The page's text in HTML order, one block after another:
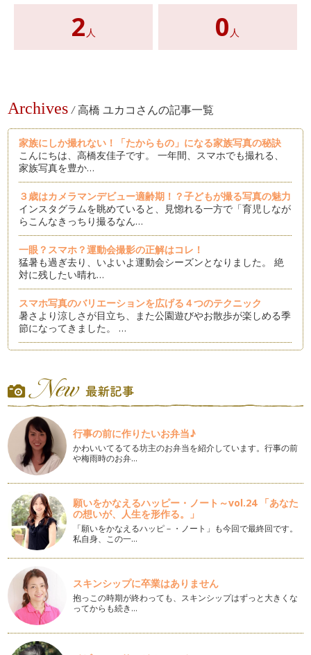
2 人 0 人
Archives / 高橋 ユカコさんの記事一覧
家族にしか撮れない！「たからもの」になる家族写真の秘訣
こんにちは、高橋友佳子です。 一年間、スマホでも撮れる、
家族写真を豊か…
３歳はカメラマンデビュー適齢期！？子どもが撮る写真の魅力
インスタグラムを眺めていると、見惚れる一方で「育児しなが
らこんなきっちり撮るなん…
一眼？スマホ？運動会撮影の正解はコレ！
猛暑も過ぎ去り、いよいよ運動会シーズンとなりました。 絶
対に残したい晴れ…
スマホ写真のバリエーションを広げる４つのテクニック
暑さより涼しさが目立ち、また公園遊びやお散歩が楽しめる季
節になってきました。 …
ど、いざプリントしようと…
いまいち写真をアプリでチャチャっと蘇らせる方法
暑かったり台風だったり、目まぐるしい天気が続いています
ね。 日差しが強い屋外や、室…
スマホでもできる！撮影のマンネリ化を解消する４つの方法
先日、ロケーションがすてきな場所で写真教室を行いました。
参加者からの「…
カメラで楽しむ♪「見守り育児」
「子育てで大切なのは見守ること」 こんなアドバイスを聞い
たことはありませんか…
夏だ！光だ！写真を撮ろう！「夏らしい光」の遊び方
いよいよ梅雨入り、ギラギラの夏まであと少し。 直射日光が
強い夏は、光の…
ちょっとだけ上級編☆アプリでできる、画像補正の基本
撮影後の写真、画像調整してますか？ デジタル写真を調整す
るアプリは色々あ…
行事の前に作りたいお弁当♪
かわいいてるてる坊主のお弁当を紹介しています。行事の前
や梅雨時のお弁…
願いをかなえるハッピー・ノート～vol.24 「あなた
の想いが、人生を形作る。」
「願いをかなえるハッピ－・ノート」も今回で最終回です。
私自身、この一…
スキンシップに卒業はありません
抱っこの時期が終わっても、スキンシップはずっと大きくな
ってからも続き…